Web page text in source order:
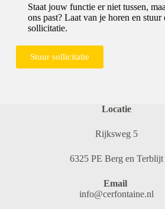
Staat jouw functie er niet tussen,
ons past? Laat van je horen en stuur
sollicitatie.
Stuur sollicitatie
Locatie
Rijksweg 5
6325 PE Berg en Terblijt
Email
info@cerfontaine.nl